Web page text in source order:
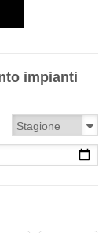
impianti